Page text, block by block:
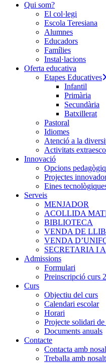
Qui som?
El col·legi
Escola Teresiana
Alumnes
Educadors
Famílies
Instal·lacions
Oferta educativa
Etapes Educatives
Infantil
Primària
Secundària
Batxillerat
Pastoral
Idiomes
Atenció a la
Activitats
Innovació
Opcions
Projectes
Eines
Serveis
MENJADOR
ACOLLIDA
BIBLIOTECA
VENDA DE
VENDA
SECRETARIA I
Admissions
Formulari
Preinscripció curs
Curs
Objectiu del curs
Calendari escolar
Horari
Projecte solidari
Documents anuals
Contacte
Contacta amb
Treballa amb